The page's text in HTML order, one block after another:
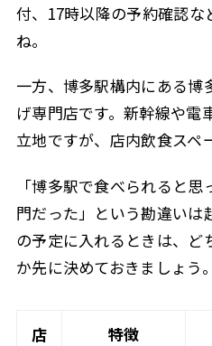
付、17時以降の予約確認
ね。
一方、博多駅構内にある博
げ専門店です。新幹線や電
立地ですが、店内飲食スペ
「博多駅で食べられると
門だった」という勘違いは
の予定に入れるときは、ど
か先に決めておきましょう。
店
特徴